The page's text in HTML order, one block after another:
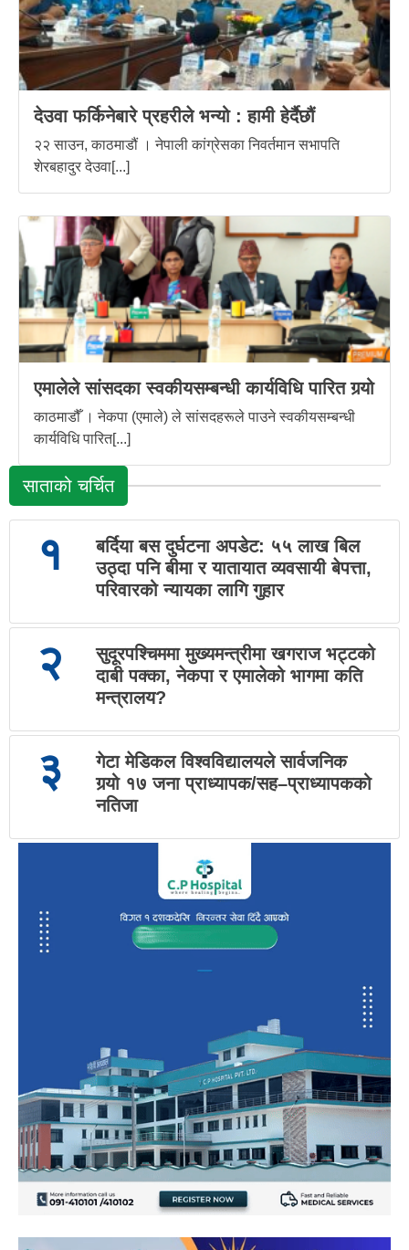
देउवा फर्किनेबारे प्रहरीले भन्यो : हामी हेर्दैछौं
२२ साउन, काठमाडौं । नेपाली कांग्रेसका निवर्तमान सभापति
शेरबहादुर देउवा[...]
एमालेले सांसदका स्वकीयसम्बन्धी कार्यविधि पारित गर्‍यो
काठमाडौँ । नेकपा (एमाले) ले सांसदहरूले पाउने स्वकीयसम्बन्धी
कार्यविधि पारित[...]
साताको चर्चित
१
बर्दिया बस दुर्घटना अपडेट: ५५ लाख बिल
उठ्दा पनि बीमा र यातायात व्यवसायी बेपत्ता,
परिवारको न्यायका लागि गुहार
२
सुदूरपश्चिममा मुख्यमन्त्रीमा खगराज भट्टको
दाबी पक्का, नेकपा र एमालेको भागमा कति
मन्त्रालय?
३
गेटा मेडिकल विश्वविद्यालयले सार्वजनिक
गर्‍यो १७ जना प्राध्यापक/सह–प्राध्यापकको
नतिजा